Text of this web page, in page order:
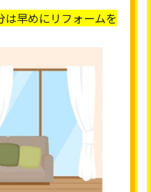
早めにリフォームを